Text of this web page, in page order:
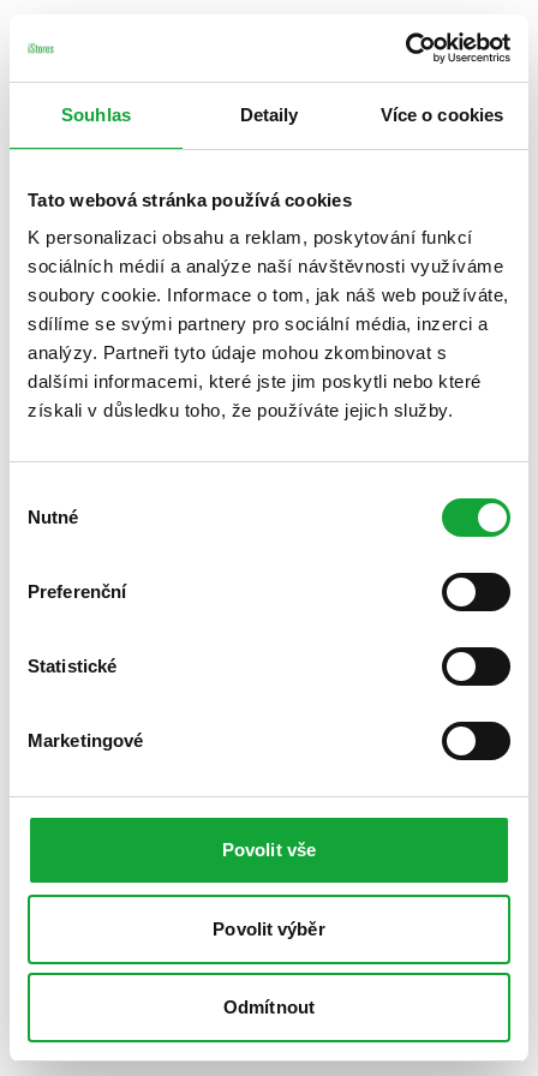
Souhlas Detaily Více o cookies
Tato webová stránka používá cookies
K personalizaci obsahu a reklam, poskytování funkcí
sociálních médií a analýze naší návštěvnosti využíváme
soubory cookie. Informace o tom, jak náš web používáte,
sdílíme se svými partnery pro sociální média, inzerci a
analýzy. Partneři tyto údaje mohou zkombinovat s
dalšími informacemi, které jste jim poskytli nebo které
získali v důsledku toho, že používáte jejich služby.
souhlasu
Nutné
Preferenční
Statistické
Marketingové
Povolit vše
Povolit výběr
Odmítnout